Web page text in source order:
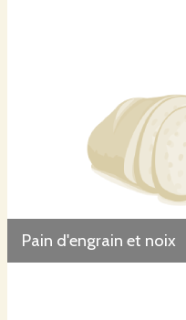
Pain d'engrain et noix